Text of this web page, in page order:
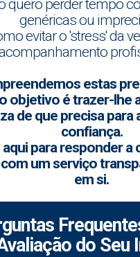
quero perder tempo
genéricas ou
evitar o 'stress' da
estas
objetivo é trazer-lhe
de que precisa para
confiança.
para responder a
um serviço
em si.
do Seu